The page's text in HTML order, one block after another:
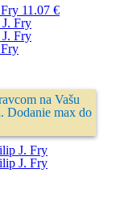
11.07 €
na Vašu
Dodanie max do